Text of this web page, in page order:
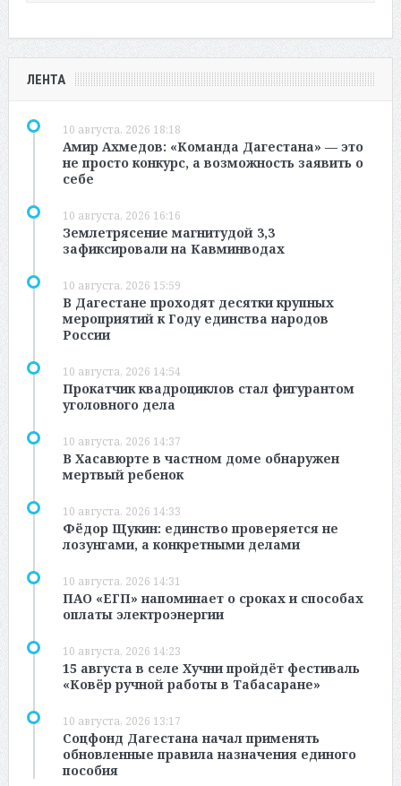
ЛЕНТА
10 августа, 2026 18:18
Амир Ахмедов: «Команда Дагестана» — это
не просто конкурс, а возможность заявить о
себе
10 августа, 2026 16:16
Землетрясение магнитудой 3,3
зафиксировали на Кавминводах
10 августа, 2026 15:59
В Дагестане проходят десятки крупных
мероприятий к Году единства народов
России
10 августа, 2026 14:54
Прокатчик квадроциклов стал фигурантом
уголовного дела
10 августа, 2026 14:37
В Хасавюрте в частном доме обнаружен
мертвый ребенок
10 августа, 2026 14:33
Фёдор Щукин: единство проверяется не
лозунгами, а конкретными делами
10 августа, 2026 14:31
ПАО «ЕГП» напоминает о сроках и способах
оплаты электроэнергии
10 августа, 2026 14:23
15 августа в селе Хучни пройдёт фестиваль
«Ковёр ручной работы в Табасаране»
10 августа, 2026 13:17
Соцфонд Дагестана начал применять
обновленные правила назначения единого
пособия